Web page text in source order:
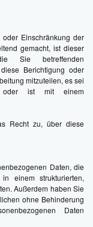
Einschränkung der
gemacht, ist dieser
Sie betreffenden
Berichtigung oder
mitzuteilen, es sei
oder ist mit einem
Recht zu, über diese
Daten, die
einem strukturierten,
Außerdem haben Sie
ohne Behinderung
Daten